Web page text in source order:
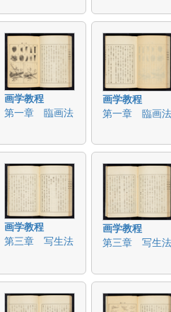
画学教程
第一章 臨画法
画学教程
第一章 臨画法
画学教程
第三章 写生法
画学教程
第三章 写生法